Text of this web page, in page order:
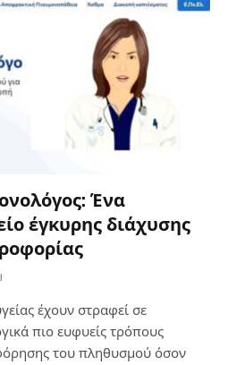
Ένα
έγκυρης διάχυσης
έχουν στραφεί σε
πιο ευφυείς τρόπους
του πληθυσμού όσον